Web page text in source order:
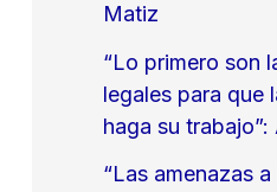
Matiz
“Lo primero son
legales para que
haga su
“Las amenazas